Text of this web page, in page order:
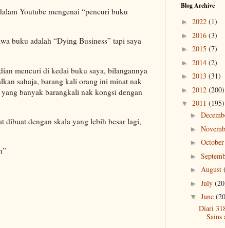
Youtube mengenai “pencuri buku
buku adalah “Dying Business” tapi saya
mencuri di kedai buku saya, bilangannya
sahaja, barang kali orang ini minat nak
banyak barangkali nak kongsi dengan
dibuat dengan skala yang lebih besar lagi,
Blog Archive
► 2022 (1)
► 2016 (3)
► 2015 (7)
► 2014 (2)
► 2013 (31)
► 2012 (200)
▼ 2011 (195)
►
►
► October
►
► August
► July
▼ June
Diari
Sains